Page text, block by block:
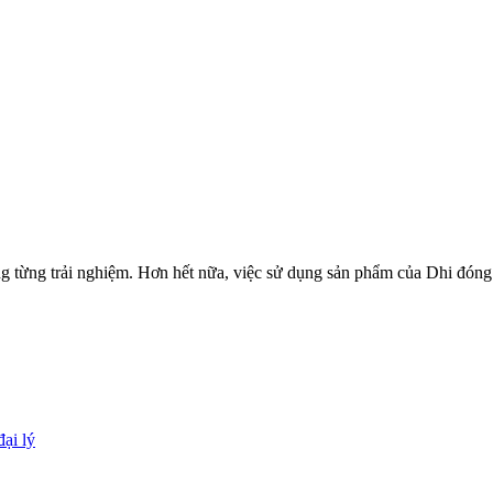
trải nghiệm. Hơn hết nữa, việc sử dụng sản phẩm của Dhi
lý